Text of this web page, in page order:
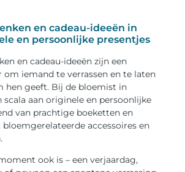
en cadeau-ideeën in
en persoonlijke presentjes
en cadeau-ideeën zijn een
iemand te verrassen en te laten
hen geeft. Bij de bloemist in
scala aan originele en persoonlijke
van prachtige boeketten en
accessoires en
ook is – een verjaardag,